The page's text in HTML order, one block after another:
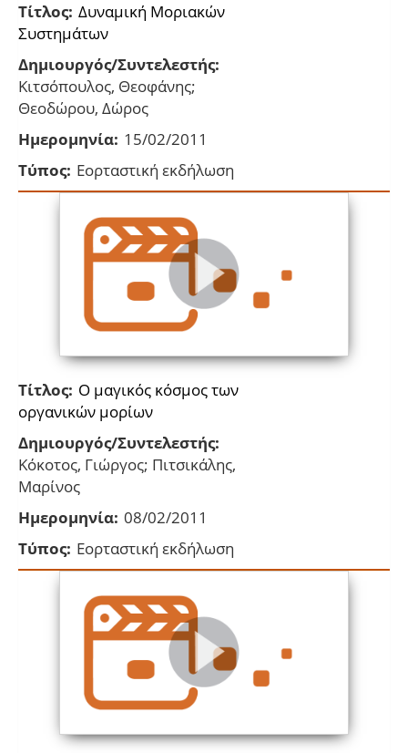
Τίτλος: Δυναμική Μοριακών
Συστημάτων
Δημιουργός/Συντελεστής:
Κιτσόπουλος, Θεοφάνης;
Θεοδώρου, Δώρος
Ημερομηνία: 15/02/2011
Τύπος: Εορταστική εκδήλωση
Τίτλος: O μαγικός κόσμος των
οργανικών μορίων
Δημιουργός/Συντελεστής:
Κόκοτος, Γιώργος; Πιτσικάλης,
Μαρίνος
Ημερομηνία: 08/02/2011
Τύπος: Εορταστική εκδήλωση